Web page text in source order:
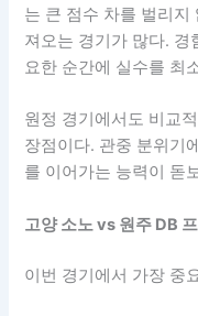
는 큰 점수 차를 벌리
져오는 경기가 많다. 경
요한 순간에 실수를 최
원정 경기에서도 비교
장점이다. 관중 분위기
를 이어가는 능력이 돋
고양 소노 vs 원주 DB
이번 경기에서 가장 중